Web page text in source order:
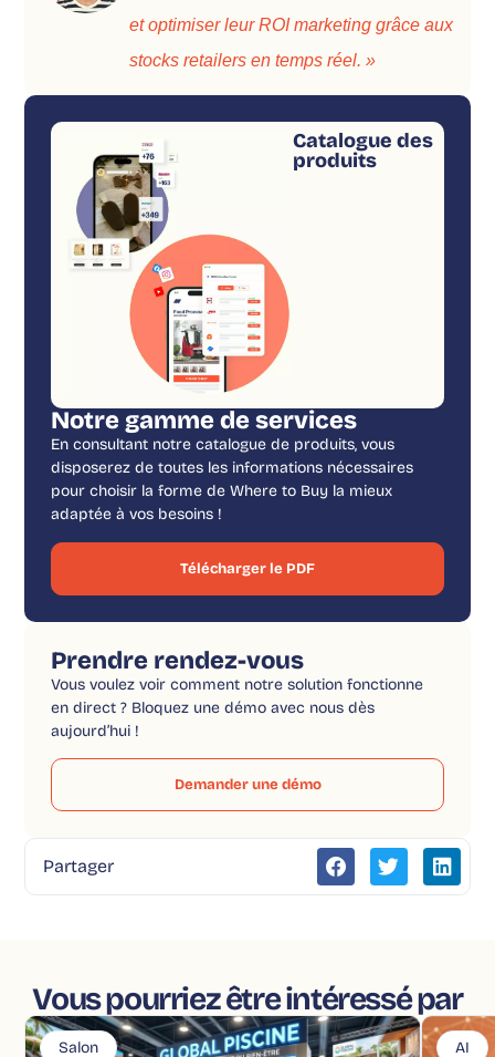
et optimiser leur ROI marketing grâce aux
stocks retailers en temps réel. »
Catalogue des
produits
Notre gamme de services
En consultant notre catalogue de produits, vous
disposerez de toutes les informations nécessaires
pour choisir la forme de Where to Buy la mieux
adaptée à vos besoins !
Télécharger le PDF
Prendre rendez-vous
Vous voulez voir comment notre solution fonctionne
en direct ? Bloquez une démo avec nous dès
aujourd’hui !
Demander une démo
Partager
Vous pourriez être intéressé par
Salon AI